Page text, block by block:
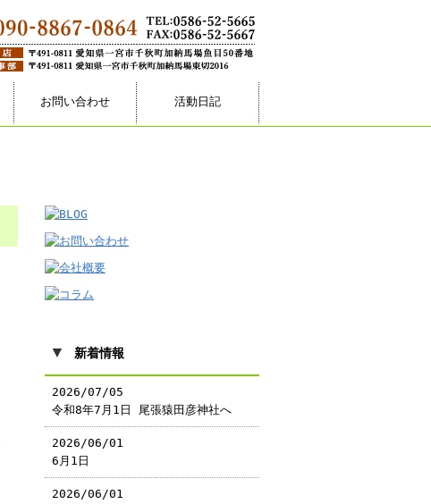
お問い合わせ 活動日記
▼ 新着情報
2026/07/05
令和8年7月1日 尾張猿田彦神社へ
2026/06/01
6月1日
2026/06/01